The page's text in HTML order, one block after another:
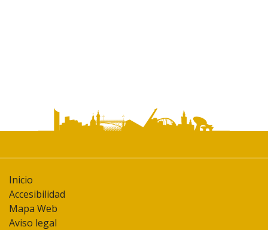
Inicio
Accesibilidad
Mapa Web
Aviso legal